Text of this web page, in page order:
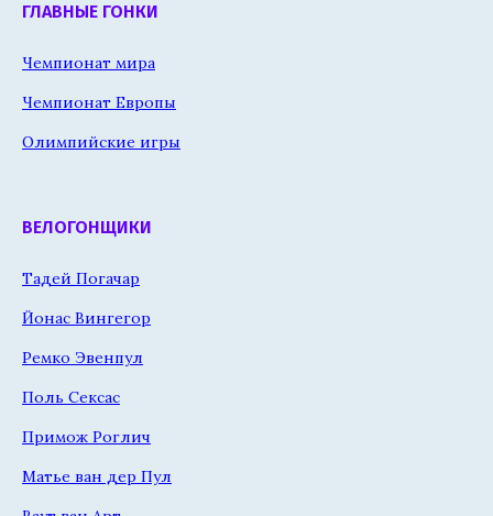
ГЛАВНЫЕ ГОНКИ
Чемпионат мира
Чемпионат Европы
Олимпийские игры
ВЕЛОГОНЩИКИ
Тадей Погачар
Йонас Вингегор
Ремко Эвенпул
Поль Сексас
Примож Роглич
Матье ван дер Пул